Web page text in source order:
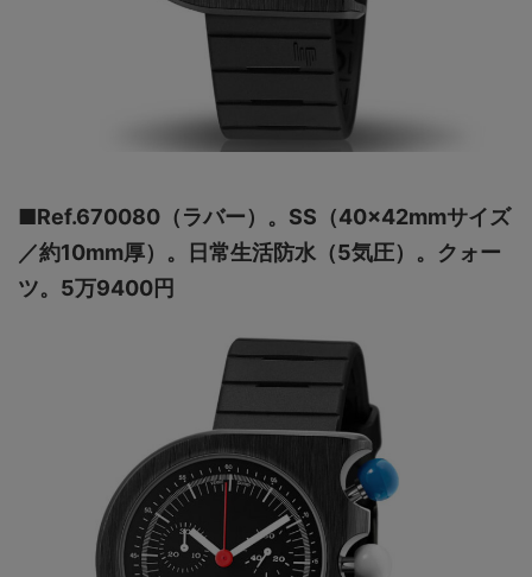
■Ref.670080（ラバー）。SS（40×42mmサイズ
／約10mm厚）。日常生活防水（5気圧）。クォー
ツ。5万9400円